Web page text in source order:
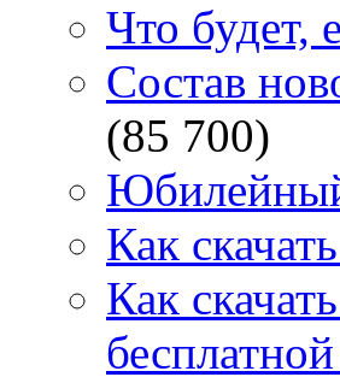
Что будет,
Состав
(85 700)
Как
Как